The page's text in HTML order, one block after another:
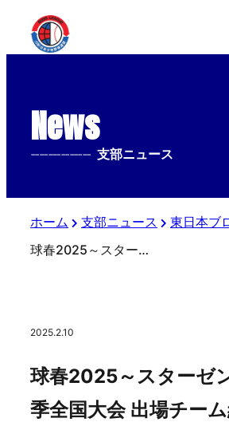
News
-------------- 支部ニュース
ホーム 支部ニュース
東日本ブ
球春2025～スターゼンカップ春季全国大会 出場チーム紹介【岐阜中濃ボーイズ】
2025.2.10
球春2025～スターゼ
季全国大会 出場チー